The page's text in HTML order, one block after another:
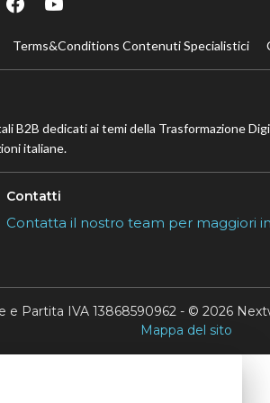
Terms&Conditions Contenuti Specialistici
B2B dedicati ai temi della Trasformazione
italiane.
Contatti
Contatta il nostro team per maggiori
e Partita IVA 13868590962 - © 2026
Mappa del sito